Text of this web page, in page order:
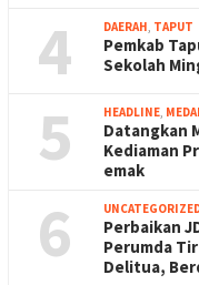
4 DAERAH, TAPUT
Pemkab
Sekolah
5 HEADLINE,
Datangkan
Kediaman
emak
6
Perbaikan
Perumda
Delitua,